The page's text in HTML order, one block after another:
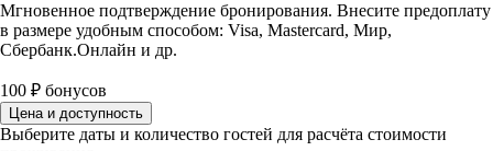
Мгновенное подтверждение бронирования. Внесите предоплату
в размере удобным способом: Visa, Mastercard, Мир,
Сбербанк.Онлайн и др.
100 ₽ бонусов
Цена и доступность
Выберите даты и количество гостей для расчёта стоимости